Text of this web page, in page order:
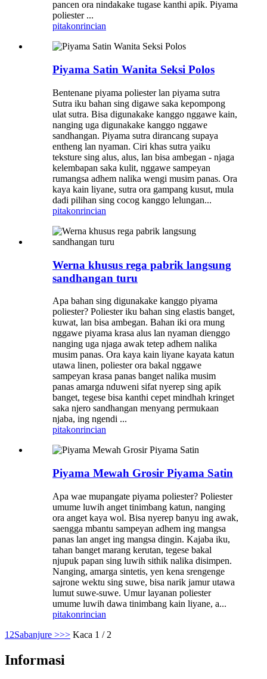
pancen ora nindakake tugase kanthi apik. Piyama
poliester ...
pitakonrincian
Piyama Satin Wanita Seksi Polos
Bentenane piyama poliester lan piyama sutra
Sutra iku bahan sing digawe saka kepompong
ulat sutra. Bisa digunakake kanggo nggawe kain,
nanging uga digunakake kanggo nggawe
sandhangan. Piyama sutra dirancang supaya
entheng lan nyaman. Ciri khas sutra yaiku
teksture sing alus, alus, lan bisa ambegan - njaga
kelembapan saka kulit, nggawe sampeyan
rumangsa adhem nalika wengi musim panas. Ora
kaya kain liyane, sutra ora gampang kusut, mula
dadi pilihan sing cocog kanggo lelungan...
pitakonrincian
Werna khusus rega pabrik langsung
sandhangan turu
Apa bahan sing digunakake kanggo piyama
poliester? Poliester iku bahan sing elastis banget,
kuwat, lan bisa ambegan. Bahan iki ora mung
nggawe piyama krasa alus lan nyaman dienggo
nanging uga njaga awak tetep adhem nalika
musim panas. Ora kaya kain liyane kayata katun
utawa linen, poliester ora bakal nggawe
sampeyan krasa panas banget nalika musim
panas amarga nduweni sifat nyerep sing apik
banget, tegese bisa kanthi cepet mindhah kringet
saka njero sandhangan menyang permukaan
njaba, ing ngendi ...
pitakonrincian
Piyama Mewah Grosir Piyama Satin
Apa wae mupangate piyama poliester? Poliester
umume luwih anget tinimbang katun, nanging
ora anget kaya wol. Bisa nyerep banyu ing awak,
saengga mbantu sampeyan adhem ing mangsa
panas lan anget ing mangsa dingin. Kajaba iku,
tahan banget marang kerutan, tegese bakal
njupuk papan sing luwih sithik nalika disimpen.
Nanging, amarga sintetis, yen kena srengenge
sajrone wektu sing suwe, bisa narik jamur utawa
lumut suwe-suwe. Umur layanan poliester
umume luwih dawa tinimbang kain liyane, a...
pitakonrincian
1 2Sabanjure >>> Kaca 1 / 2
Informasi